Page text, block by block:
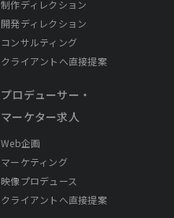
制作ディレクション
開発ディレクション
コンサルティング
クライアントへ直接提案
プロデューサー・
マーケター求人
Web企画
マーケティング
映像プロデュース
クライアントへ直接提案